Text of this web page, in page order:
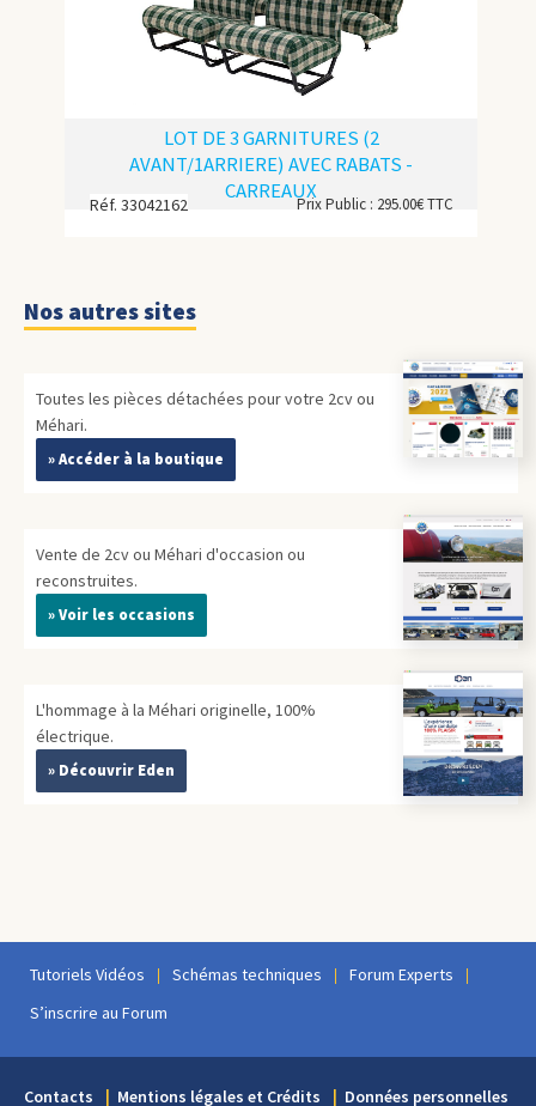
LOT DE 3 GARNITURES (2
AVANT/1ARRIERE) AVEC RABATS -
CARREAUX
Réf. 33042162 Prix Public : 295.00€ TTC
Nos autres sites
Toutes les pièces détachées pour votre 2cv ou
Méhari.
» Accéder à la boutique
Vente de 2cv ou Méhari d'occasion ou
reconstruites.
» Voir les occasions
L'hommage à la Méhari originelle, 100%
électrique.
» Découvrir Eden
Tutoriels Vidéos Schémas techniques
Forum Experts
S’inscrire au Forum
Contacts Mentions légales et Crédits Données personnelles